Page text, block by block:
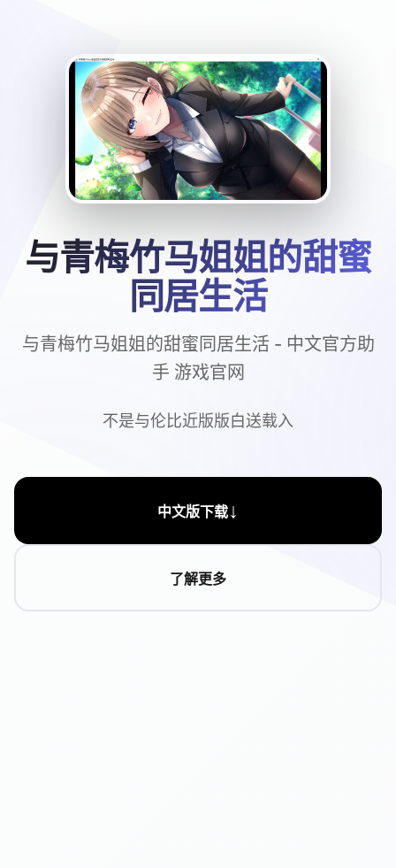
与青梅竹马姐姐的甜蜜
同居生活
与青梅竹马姐姐的甜蜜同居生活 - 中文官方助
手 游戏官网
不是与伦比近版版白送载入
中文版下载↓
了解更多